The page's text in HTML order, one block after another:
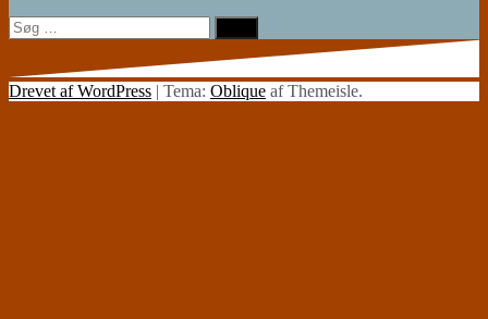
Søg
efter:
Drevet af WordPress | Tema: Oblique af Themeisle.